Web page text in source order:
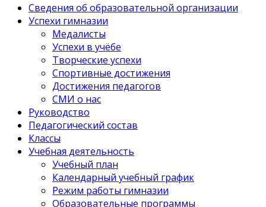
Сведения об образовательной организации
Успехи гимназии
Медалисты
Успехи в учёбе
Творческие успехи
Спортивные достижения
Достижения педагогов
СМИ о нас
Руководство
Педагогический состав
Классы
Учебная деятельность
Учебный план
Календарный учебный график
Режим работы гимназии
Образовательные программы